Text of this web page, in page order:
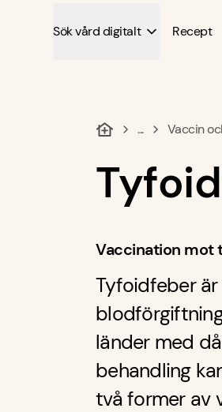
Sök vård digitalt Recept
... Vaccin
Vaccination mot
Tyfoidfeber
länder med
behandling
två former av